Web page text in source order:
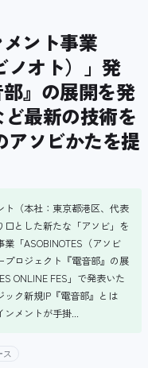
ント事業
ノオト）」発
』の展開を発
最新の技術を
アソビかたを提
（本社：東京都港区、代表
とした新たな「アソビ」を
「ASOBINOTES（アソビ
プロジェクト『電音部』の展
ONLINE FES」で発表いた
ク新規IP『電音部』とは
ンメントが手掛...
ス